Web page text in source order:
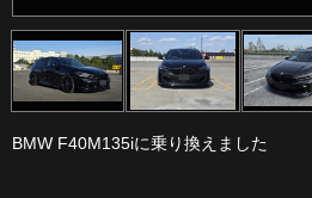
BMW F40M135iに乗り換えました